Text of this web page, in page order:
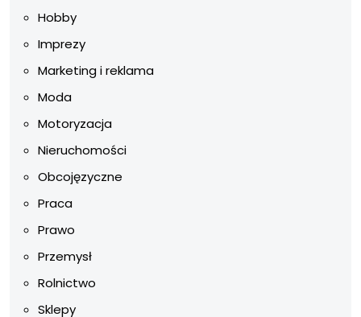
Hobby
Imprezy
Marketing i reklama
Moda
Motoryzacja
Nieruchomości
Obcojęzyczne
Praca
Prawo
Przemysł
Rolnictwo
Sklepy